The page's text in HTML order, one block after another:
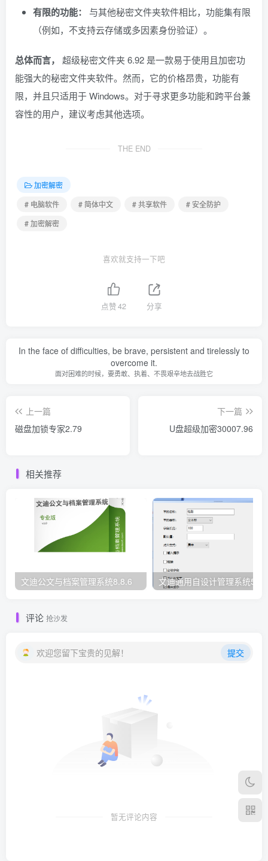
有限的功能：
与其他秘密文件夹软件相比，功能集有限
（例如，不支持云存储或多因素身份验证）。
总体而言，
超级秘密文件夹 6.92 是一款易于使用且加密功
能强大的秘密文件夹软件。然而，它的价格昂贵，功能有
限，并且只适用于 Windows。对于寻求更多功能和跨平台兼
容性的用户，建议考虑其他选项。
THE END
加密解密
# 电脑软件
# 简体中文 # 共享软件
# 安全防护
# 加密解密
喜欢就支持一下吧
点赞42 分享
In the face of difficulties, be brave, persistent and tirelessly to
overcome it.
面对困难的时候，要勇敢、执着、不畏艰辛地去战胜它
上一篇
磁盘加锁专家2.79
下一篇
U盘超级加密30007.96
相关推荐
文迪公文与档案管理系统8.8.6 文迪通用自设计管理系统
评论 抢沙发
欢迎您留下宝贵的见解！ 提交
暂无评论内容